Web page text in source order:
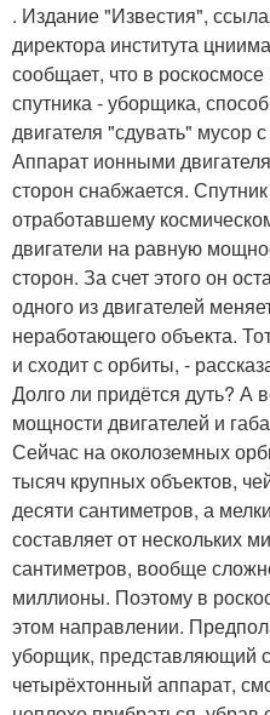
. Издание "Известия",
директора института
сообщает, что в
спутника - уборщика,
двигателя "сдувать" мусор
Аппарат ионными
сторон снабжается.
отработавшему
двигатели на равную
сторон. За счет этого он
одного из двигателей
неработающего объекта.
и сходит с орбиты, -
Долго ли придётся дуть? А
мощности двигателей и
Сейчас на околоземных
тысяч крупных объектов,
десяти сантиметров, а
составляет от нескольких
сантиметров, вообще
миллионы. Поэтому в
этом направлении.
уборщик, представляющий
четырёхтонный аппарат,